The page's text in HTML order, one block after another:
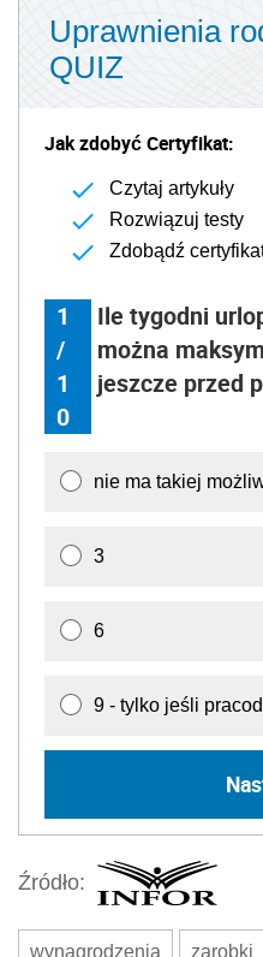
Uprawnienia
QUIZ
Jak zdobyć Certyfikat:
Czytaj artykuły
Rozwiązuj testy
Zdobądź
1
/
1
0
Ile tygodni
można
jeszcze przed
nie ma takiej
3
6
9 - tylko jeśli
Źródło:
wynagrodzenia zarobki